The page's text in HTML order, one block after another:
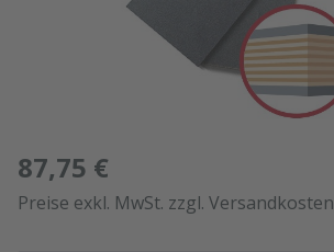
87,75 €
Preise exkl. MwSt. zzgl. Versandkosten